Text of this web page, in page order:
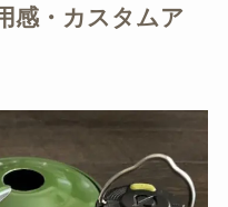
感・カスタムア